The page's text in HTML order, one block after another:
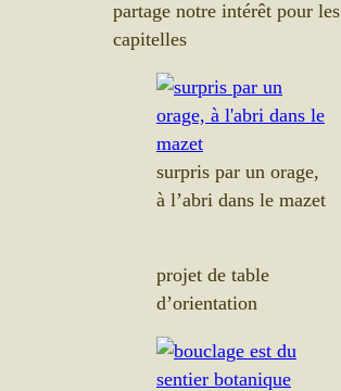
partage notre intérêt pour les
capitelles
surpris par un orage,
à l’abri dans le mazet
projet de table
d’orientation